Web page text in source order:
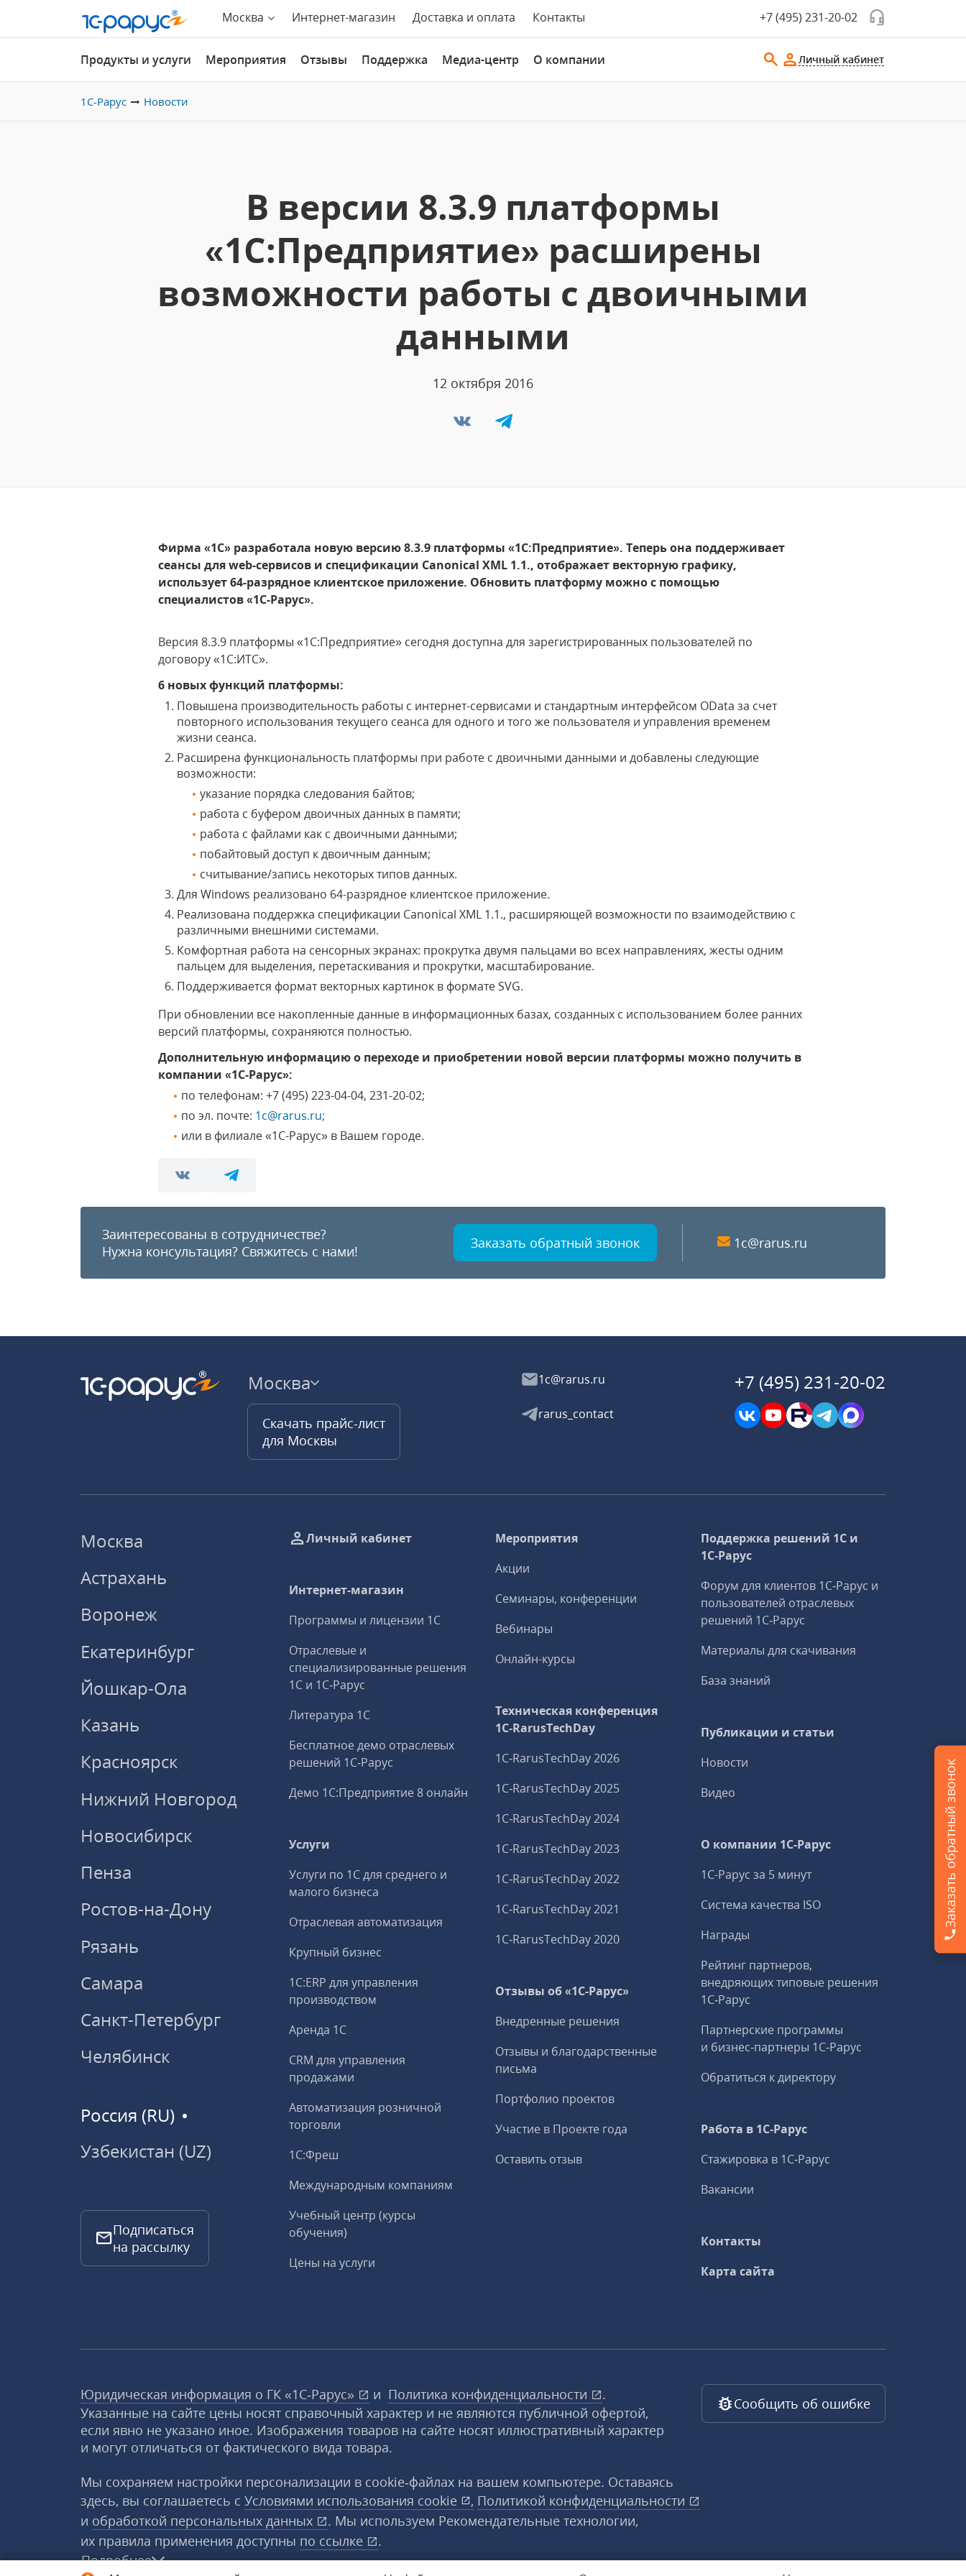
Москва Интернет-магазин Доставка и оплата Контакты +7 (495) 231-20-02
Продукты и услуги Мероприятия Отзывы Поддержка Медиа-центр О компании Личный кабинет
1С-Рарус Новости
В версии 8.3.9 платформы
«1С:Предприятие» расширены
возможности работы с двоичными
данными
12 октября 2016
Фирма «1С» разработала новую версию 8.3.9 платформы «1С:Предприятие». Теперь она поддерживает
сеансы для web-сервисов и спецификации Canonical XML 1.1., отображает векторную графику,
использует 64-разрядное клиентское приложение. Обновить платформу можно с помощью
специалистов «1С-Рарус».
Версия 8.3.9 платформы «1С:Предприятие» сегодня доступна для зарегистрированных пользователей по
договору «1С:ИТС».
6 новых функций платформы:
Повышена производительность работы с интернет-сервисами и стандартным интерфейсом OData за счет
повторного использования текущего сеанса для одного и того же пользователя и управления временем
жизни сеанса.
Расширена функциональность платформы при работе с двоичными данными и добавлены следующие
возможности:
указание порядка следования байтов;
работа с буфером двоичных данных в памяти;
работа с файлами как с двоичными данными;
побайтовый доступ к двоичным данным;
считывание/запись некоторых типов данных.
Для Windows реализовано 64-разрядное клиентское приложение.
Реализована поддержка спецификации Canonical XML 1.1., расширяющей возможности по взаимодействию с
различными внешними системами.
Комфортная работа на сенсорных экранах: прокрутка двумя пальцами во всех направлениях, жесты одним
пальцем для выделения, перетаскивания и прокрутки, масштабирование.
Поддерживается формат векторных картинок в формате SVG.
При обновлении все накопленные данные в информационных базах, созданных с использованием более ранних
версий платформы, сохраняются полностью.
Дополнительную информацию о переходе и приобретении новой версии платформы можно получить в
компании «1С-Рарус»:
по телефонам: +7 (495) 223-04-04, 231-20-02;
по эл. почте: 1c@rarus.ru;
или в филиале «1С-Рарус» в Вашем городе.
Заинтересованы в сотрудничестве?
Нужна консультация? Свяжитесь с нами! Заказать обратный звонок 1c@rarus.ru
Москва
Скачать прайс-лист
для Москвы
1c@rarus.ru
rarus_contact
+7 (495) 231-20-02
Москва
Астрахань
Воронеж
Екатеринбург
Йошкар-Ола
Казань
Красноярск
Нижний Новгород
Новосибирск
Пенза
Ростов-на-Дону
Рязань
Самара
Санкт-Петербург
Челябинск
Россия (RU)
Узбекистан (UZ)
Подписаться
на рассылку
Личный кабинет
Интернет-магазин
Программы и лицензии 1С
Отраслевые и
специализированные решения
1С и 1С‑Рарус
Литература 1С
Бесплатное демо отраслевых
решений 1С‑Рарус
Демо 1С:Предприятие 8 онлайн
Услуги
Услуги по 1С для среднего и
малого бизнеса
Отраслевая автоматизация
Крупный бизнес
1С:ERP для управления
производством
Аренда 1С
CRM для управления
продажами
Автоматизация розничной
торговли
1С:Фреш
Международным компаниям
Учебный центр (курсы
обучения)
Цены на услуги
Мероприятия
Акции
Семинары, конференции
Вебинары
Онлайн-курсы
Техническая конференция
1C‑RarusTechDay
1C‑RarusTechDay 2026
1C‑RarusTechDay 2025
1C‑RarusTechDay 2024
1C‑RarusTechDay 2023
1C‑RarusTechDay 2022
1C‑RarusTechDay 2021
1C‑RarusTechDay 2020
Отзывы об «1С-Рарус»
Внедренные решения
Отзывы и благодарственные
письма
Портфолио проектов
Участие в Проекте года
Оставить отзыв
Поддержка решений 1С и
1С‑Рарус
Форум для клиентов 1С‑Рарус и
пользователей отраслевых
решений 1С‑Рарус
Материалы для скачивания
База знаний
Публикации и статьи
Новости
Видео
О компании 1C-Рарус
1С-Рарус за 5 минут
Система качества ISO
Награды
Рейтинг партнеров,
внедряющих типовые решения
1С‑Рарус
Партнерские программы
и бизнес‑партнеры 1С‑Рарус
Обратиться к директору
Работа в 1С‑Рарус
Стажировка в 1С‑Рарус
Вакансии
Контакты
Карта сайта
Юридическая информация о ГК «1С‑Рарус» и Политика конфиденциальности
.
Указанные на сайте цены носят справочный характер и не являются публичной офертой,
если явно не указано иное. Изображения товаров на сайте носят иллюстративный характер
и могут отличаться от фактического вида товара.
Мы сохраняем настройки персонализации в cookie‑файлах на вашем компьютере. Оставаясь
здесь, вы соглашаетесь с Условиями использования cookie , Политикой конфиденциальности
и обработкой персональных данных
. Мы используем Рекомендательные технологии,
их правила применения доступны по ссылке
.
Подробнее
Сообщить об ошибке
Заказать обратный звонок